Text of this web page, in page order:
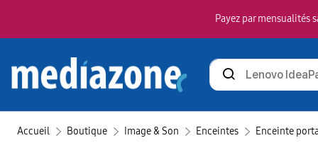
Payez par
Rechercher
des
Accueil Boutique Image & Son Enceintes Enceinte